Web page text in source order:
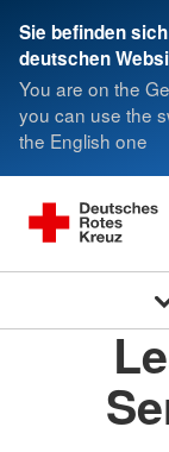
Sie befinden
deutschen
You are on the
you can use the
the English one